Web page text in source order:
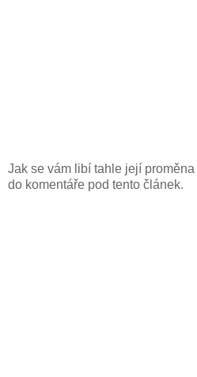
Jak se vám libí tahle její
do komentáře pod tento článek.